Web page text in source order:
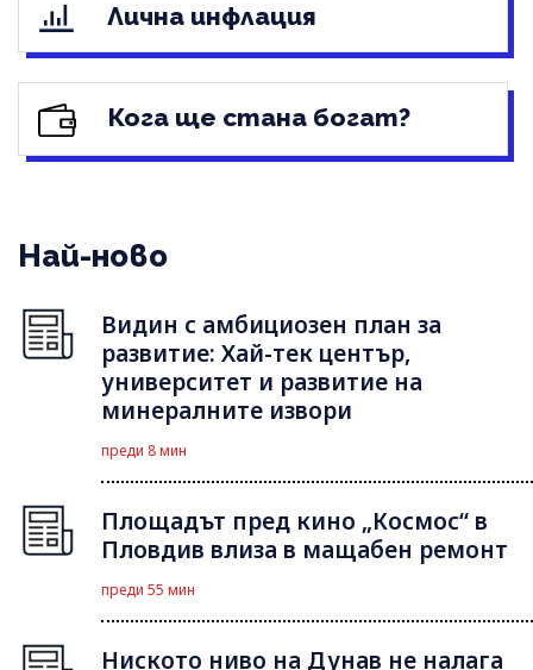
Лична инфлация
Кога ще стана богат?
Най-ново
Видин с амбициозен план за
развитие: Хай-тек център,
университет и развитие на
минералните извори
преди 8 мин
Площадът пред кино „Космос“ в
Пловдив влиза в мащабен ремонт
преди 55 мин
Ниското ниво на Дунав не налага